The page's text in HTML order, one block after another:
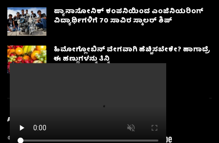
ಪ್ಯಾನಾಸೋನಿಕ್ ಕಂಪನಿಯಿಂದ ಎಂಜಿನಿಯರಿಂಗ್
ವಿದ್ಯಾರ್ಥಿಗಳಿಗೆ 70 ಸಾವಿರ ಸ್ಕಾಲರ್ ಶಿಪ್
ಹಿಮೋಗ್ಲೋಬಿನ್ ವೇಗವಾಗಿ ಹೆಚ್ಚಿಸಬೇಕೇ? ಹಾಗಾದ್ರೆ
ಈ ಹಣ್ಣುಗಳನ್ನು ತಿನ್ನಿ
About
© 2025Karnatakanewsbeat